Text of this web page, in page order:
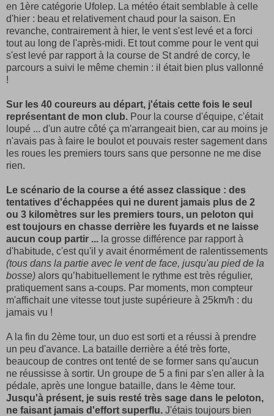
en 1ère catégorie Ufolep. La météo était semblable à celle
d'hier : beau et relativement chaud pour la saison. En
revanche, contrairement à hier, le vent s'est levé et a forci
tout au long de l'après-midi. Et tout comme pour le vent qui
s'est levé par rapport à la course de St andré de corcy, le
parcours a suivi le même chemin : il était bien plus vallonné
!
Sur les 40 coureurs au départ, j'étais cette fois le seul
représentant de mon club. Pour la course d'équipe, c'était
loupé ... d'un autre côté ça m'arrangeait bien, car au moins je
n'avais pas à faire le boulot et pouvais rester sagement dans
les roues les premiers tours sans que personne ne me dise
rien.
Le scénario de la course a été assez classique : des
tentatives d'échappées qui ne durent jamais plus de 2
ou 3 kilomètres sur les premiers tours, un peloton qui
est toujours en chasse derrière les fuyards et ne laisse
aucun coup partir ... la grosse différence par rapport à
d'habitude, c'est qu'il y avait énormément de ralentissements
(tous dans la partie avec le vent de face, jusqu'au pied de la
bosse) alors qu’habituellement le rythme est très régulier,
pratiquement sans a-coups. Par moments, mon compteur
m'affichait une vitesse tout juste supérieure à 25km/h : du
jamais vu !
A la fin du 2ème tour, un duo est sorti et a réussi à prendre
un peu d'avance. La bataille derrière a été très forte,
beaucoup de contres ont tenté de se former sans qu'aucun
ne réussisse à sortir. Un groupe de 5 a fini par s'en aller à la
pédale, après une longue bataille, dans le 4ème tour.
Jusqu'à présent, je suis resté très sage dans le peloton,
ne faisant jamais d'effort superflu. J'étais toujours bien